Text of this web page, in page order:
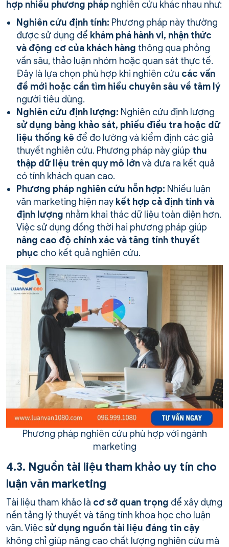
hợp nhiều phương pháp nghiên cứu khác nhau như:
Nghiên cứu định tính: Phương pháp này thường
được sử dụng để khám phá hành vi, nhận thức
và động cơ của khách hàng thông qua phỏng
vấn sâu, thảo luận nhóm hoặc quan sát thực tế.
Đây là lựa chọn phù hợp khi nghiên cứu các vấn
đề mới hoặc cần tìm hiểu chuyên sâu về tâm lý
người tiêu dùng.
Nghiên cứu định lượng: Nghiên cứu định lượng
sử dụng bảng khảo sát, phiếu điều tra hoặc dữ
liệu thống kê để đo lường và kiểm định các giả
thuyết nghiên cứu. Phương pháp này giúp thu
thập dữ liệu trên quy mô lớnvà đưa ra kết quả
có tính khách quan cao.
Phương pháp nghiên cứu hỗn hợp: Nhiều luận
văn marketing hiện nay kết hợp cả định tính và
định lượng nhằm khai thác dữ liệu toàn diện hơn.
Việc sử dụng đồng thời hai phương pháp giúp
nâng cao độ chính xác và tăng tính thuyết
phục cho kết quả nghiên cứu.
Phương pháp nghiên cứu phù hợp với ngành
marketing
4.3. Nguồn tài liệu tham khảo uy tín cho
luận văn marketing
Tài liệu tham khảo là cơ sở quan trọng để xây dựng
nền tảng lý thuyết và tăng tính khoa học cho luận
văn. Việcsử dụng nguồn tài liệu đáng tin cậy
không chỉ giúp nâng cao chất lượng nghiên cứu mà